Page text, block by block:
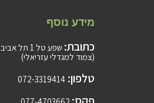
מידע נוסף
כתובת:
שפע טל 1 תל אביב
(צמוד למגדלי עזריאלי)
טלפון: 072-3319414